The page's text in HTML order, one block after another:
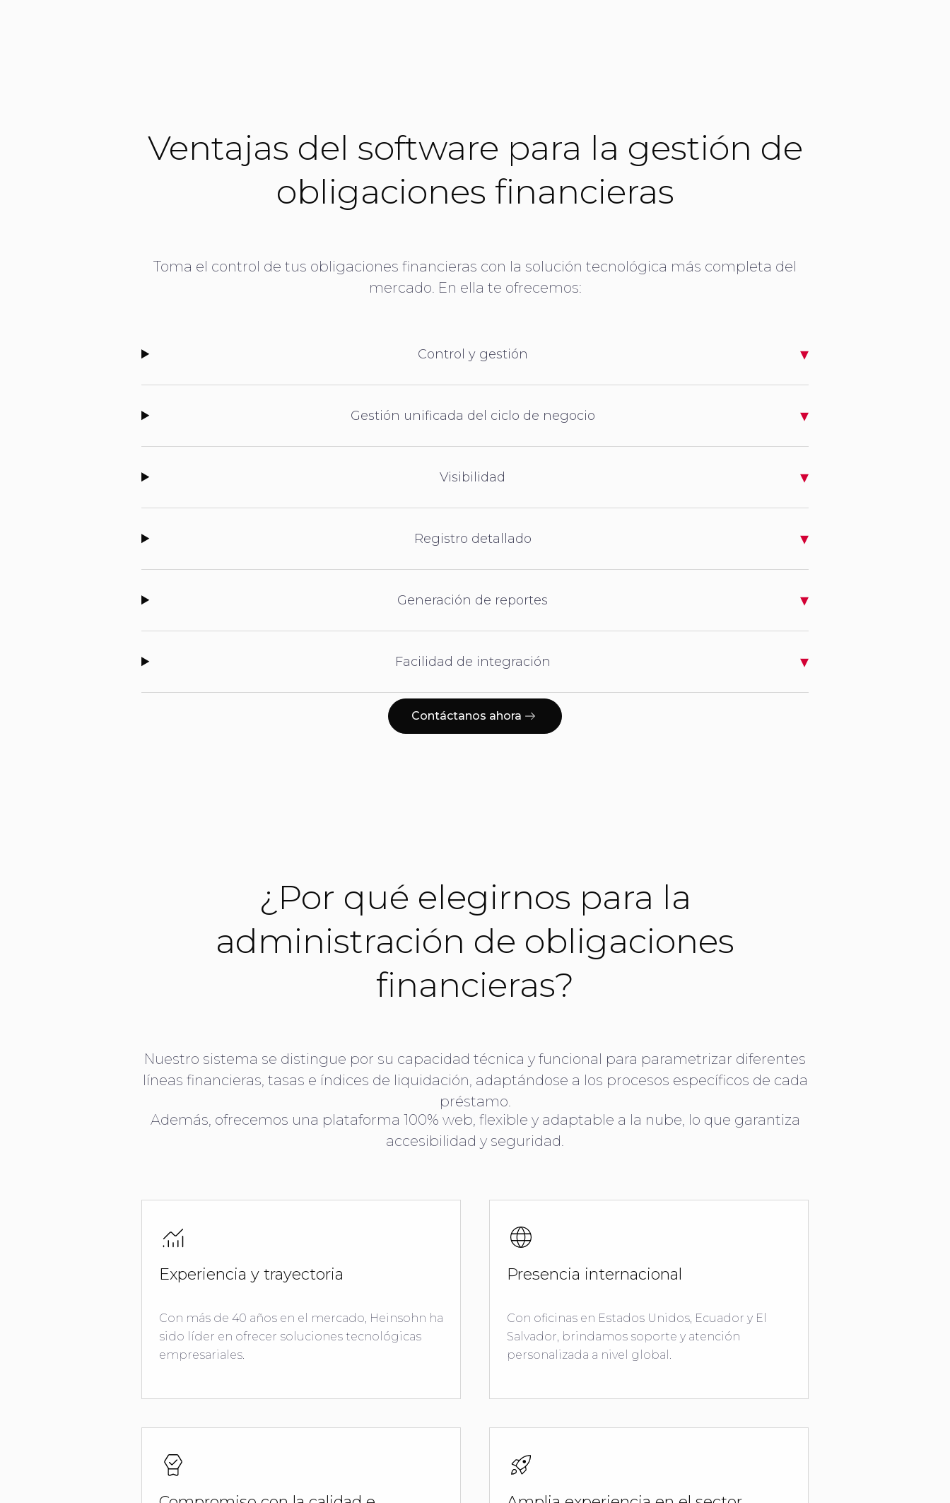
Ventajas del software para la gestión de
obligaciones financieras
Toma el control de tus obligaciones financieras con la solución tecnológica más completa del
mercado. En ella te ofrecemos:
Control y gestión
Gestión unificada del ciclo de negocio
Visibilidad
Registro detallado
Generación de reportes
Facilidad de integración
Contáctanos ahora
¿Por qué elegirnos para la
administración de obligaciones
financieras?
Nuestro sistema se distingue por su capacidad técnica y funcional para parametrizar diferentes
líneas financieras, tasas e índices de liquidación, adaptándose a los procesos específicos de cada
préstamo.
Además, ofrecemos una plataforma 100% web, flexible y adaptable a la nube, lo que garantiza
accesibilidad y seguridad.
Experiencia y trayectoria
Con más de 40 años en el mercado, Heinsohn ha
sido líder en ofrecer soluciones tecnológicas
empresariales.
Presencia internacional
Con oficinas en Estados Unidos, Ecuador y El
Salvador, brindamos soporte y atención
personalizada a nivel global.